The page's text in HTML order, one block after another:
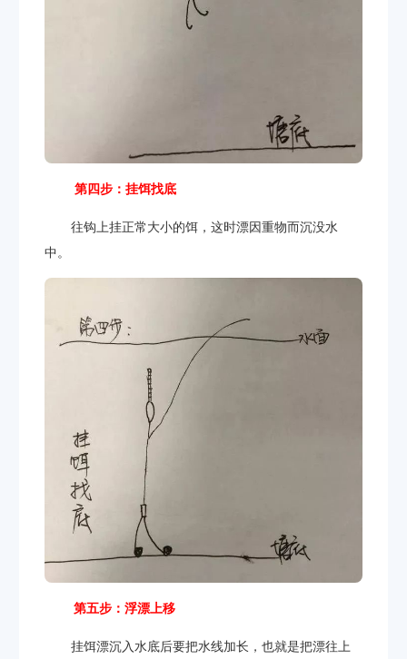
第四步：挂饵找底
往钩上挂正常大小的饵，这时漂因重物而沉没水
中。
第五步：浮漂上移
挂饵漂沉入水底后要把水线加长，也就是把漂往上